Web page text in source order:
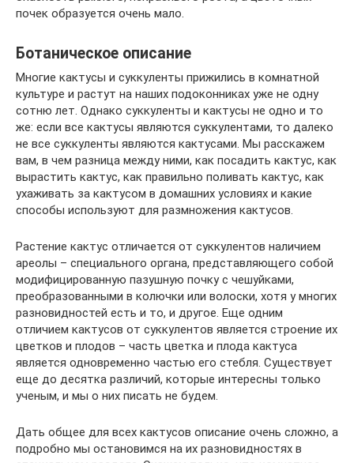
почек образуется очень мало.
Ботаническое описание
Многие кактусы и суккуленты прижились в комнатной
культуре и растут на наших подоконниках уже не одну
сотню лет. Однако суккуленты и кактусы не одно и то
же: если все кактусы являются суккулентами, то далеко
не все суккуленты являются кактусами. Мы расскажем
вам, в чем разница между ними, как посадить кактус, как
вырастить кактус, как правильно поливать кактус, как
ухаживать за кактусом в домашних условиях и какие
способы используют для размножения кактусов.
Растение кактус отличается от суккулентов наличием
ареолы – специального органа, представляющего собой
модифицированную пазушную почку с чешуйками,
преобразованными в колючки или волоски, хотя у многих
разновидностей есть и то, и другое. Еще одним
отличием кактусов от суккулентов является строение их
цветков и плодов – часть цветка и плода кактуса
является одновременно частью его стебля. Существует
еще до десятка различий, которые интересны только
ученым, и мы о них писать не будем.
Дать общее для всех кактусов описание очень сложно, а
подробно мы остановимся на их разновидностях в